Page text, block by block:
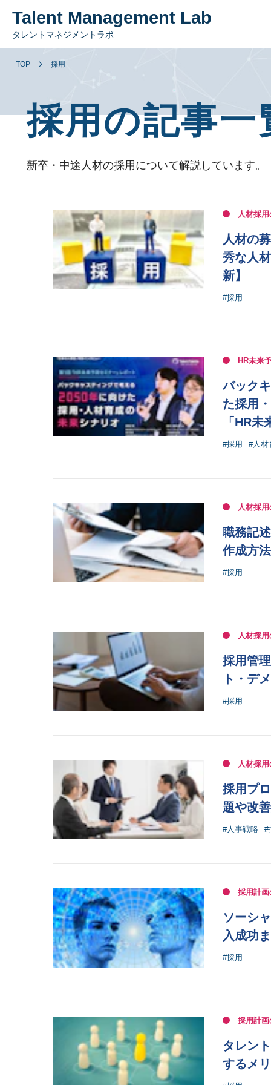
Talent Management Lab
タレントマネジメントラボ
TOP 採用
採用の記事一
新卒・中途人材の採用について解説しています。
人材採
人材の
秀な人
新】
#採用
HR未来
バック
た採用
「HR
#採用 #人材
人材採
職務記
作成方
#採用
人材採
採用管
ト・デ
#採用
人材採
採用プ
題や改
#人事戦略 #
採用計画
ソーシ
入成功
#採用
採用計画
タレン
するメ